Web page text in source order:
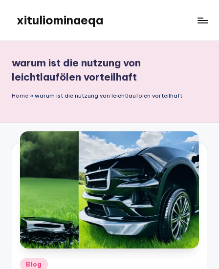
content
xituliominaeqa
warum ist die nutzung von
leichtlaufölen vorteilhaft
Home » warum ist die nutzung von leichtlaufölen vorteilhaft
Posted
Blog